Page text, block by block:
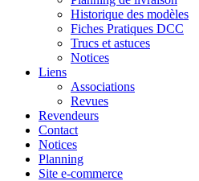
Historique des modèles
Fiches Pratiques DCC
Trucs et astuces
Notices
Liens
Associations
Revues
Revendeurs
Contact
Notices
Planning
Site e-commerce